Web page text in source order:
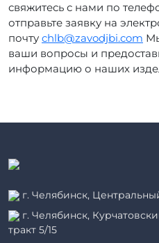
свяжитесь с нами по
отправьте заявку на
почту chlb@zavodjbi.com
ваши вопросы и
информацию о наших
г. Челябинск,
г. Челябинск,
тракт 5/15